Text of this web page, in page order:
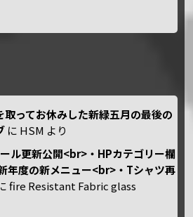
取ってお休みした新緑五月の最後の
に HSM より
ル更新公開<br>・HPカテゴリー欄
年度の新メニュー<br>・Tシャツ再
fire Resistant Fabric glass